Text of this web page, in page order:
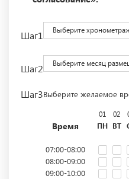
Шаг1 Выберите
Шаг2 Выберите месяц
Шаг3Выберите желаемое
Время
01
ПН
02
ВТ
07:00-08:00
08:00-09:00
09:00-10:00